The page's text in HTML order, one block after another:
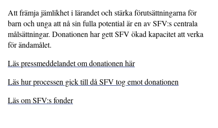
Att främja jämlikhet i lärandet och stärka förutsättningarna för
barn och unga att nå sin fulla potential är en av SFV:s centrala
målsättningar. Donationen har gett SFV ökad kapacitet att verka
för ändamålet.
Läs pressmeddelandet om donationen här
Läs hur processen gick till då SFV tog emot donationen
Läs om SFV:s fonder